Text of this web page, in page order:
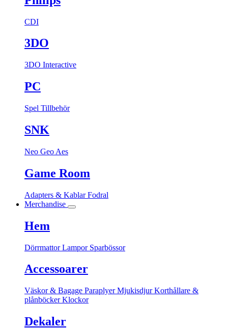
CDI
3DO
3DO Interactive
PC
Spel Tillbehör
SNK
Neo Geo Aes
Game Room
Adapters & KablarFodral
Merchandise
Hem
DörrmattorLampor Sparbössor
Accessoarer
Väskor & Bagage ParaplyerMjukisdjurKorthållare &
plånböckerKlockor
Dekaler